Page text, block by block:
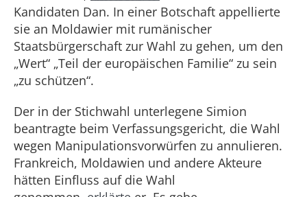
Kandidaten Dan. In einer Botschaft appellierte
sie an Moldawier mit rumänischer
Staatsbürgerschaft zur Wahl zu gehen, um den
„Wert“ „Teil der europäischen Familie“ zu sein
„zu schützen“.
Der in der Stichwahl unterlegene Simion
beantragte beim Verfassungsgericht, die Wahl
wegen Manipulationsvorwürfen zu annulieren.
Frankreich, Moldawien und andere Akteure
hätten Einfluss auf die Wahl